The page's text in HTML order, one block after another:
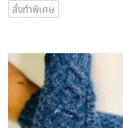
สั่งทำพิเศษ